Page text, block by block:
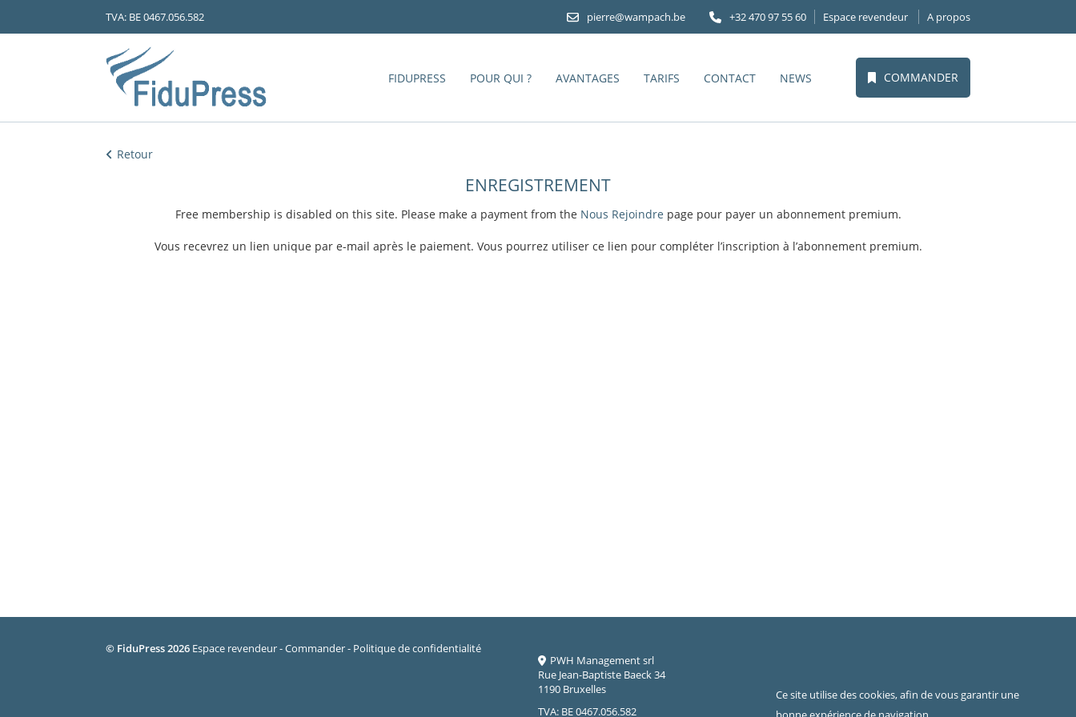
TVA: BE 0467.056.582 pierre@wampach.be +32 470 97 55 60 Espace revendeur A propos
FIDUPRESS POUR QUI ? AVANTAGES TARIFS CONTACT NEWS COMMANDER
Retour
ENREGISTREMENT
Free membership is disabled on this site. Please make a payment from the Nous Rejoindre page pour payer un abonnement premium.
Vous recevrez un lien unique par e-mail après le paiement. Vous pourrez utiliser ce lien pour compléter l’inscription à l’abonnement premium.
© FiduPress 2026 Espace revendeur Commander
Politique de confidentialité
PWH Management srl
Rue Jean-Baptiste Baeck 34
1190 Bruxelles
TVA: BE 0467.056.582
Ce site utilise des cookies, afin de vous garantir une